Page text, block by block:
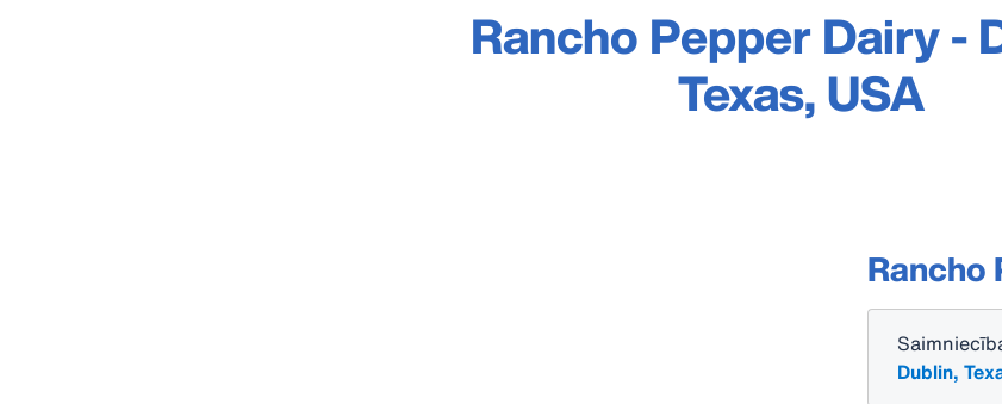
Rancho Pepper Dairy -
Texas, USA
Rancho
Dublin,